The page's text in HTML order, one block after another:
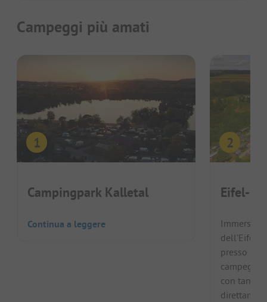
Campeggi più amati
Campingpark Kalletal
Continua a leggere
Eifel-
Immerso
dell’Eifel
presso il
con tanto